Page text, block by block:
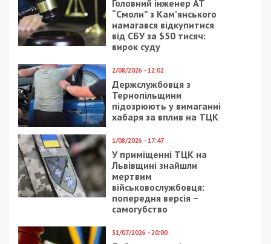
18/02/2017 - 21:33
В Днепре вырубили
деревья в ещё одном
сквере: видео
19/07/2018 - 16:48
реконструкция улицы
Курчатова: фото